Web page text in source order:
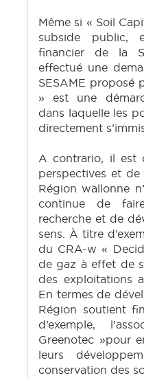
Même si « Soil
subside public,
financier de la
effectué une
SESAME proposé
» est une
dans laquelle les
directement
A contrario, il est
perspectives et
Région wallonne
continue de
recherche et de
sens. À titre
du CRA-w «
de gaz à effet de
des exploitations
En termes de
Région soutient
d’exemple,
Greenotec »pour
leurs
conservation des